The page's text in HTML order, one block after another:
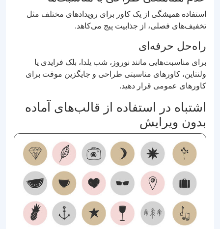
استفاده همیشگی از یک کاور برای رویدادهای مختلف مثل
تخفیف‌های فصلی، از جذابیت پیج می‌کاهد.
راه‌حل حرفه‌ای
برای مناسبت‌هایی مانند نوروز، شب یلدا، بلک فرایدی یا
ولنتاین، کاورهای مناسبتی طراحی و جایگزین موقت برای
کاورهای عمومی قرار دهید.
اشتباه در استفاده از قالب‌های آماده
بدون ویرایش